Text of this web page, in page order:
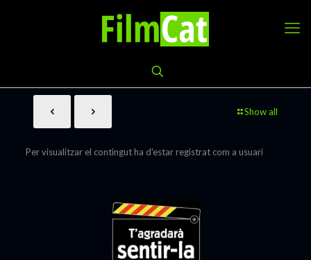
Show all
Per visualitzar el contingut ha d'estar registrat com a usuari